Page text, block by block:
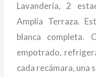
Lavandería, 2
Amplia Terraza.
blanca completa.
empotrado,
cada recámara, una